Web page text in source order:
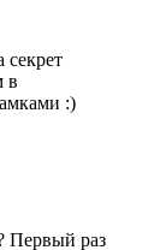
секрет
в
:)
Первый раз